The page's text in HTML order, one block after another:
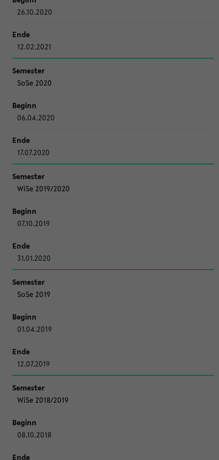
26.10.2020
12.02.2021
SoSe 2020
06.04.2020
17.07.2020
WiSe 2019/2020
07.10.2019
31.01.2020
SoSe 2019
01.04.2019
12.07.2019
WiSe 2018/2019
08.10.2018